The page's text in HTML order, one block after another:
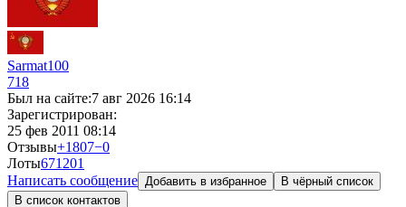
Sarmat100
718
Был на сайте:7 авг 2026 16:14
Зарегистрирован:
25 фев 2011 08:14
Отзывы+1807−0
Лоты671 201
Написать сообщение Добавить в избранное
В чёрный список
В список контактов